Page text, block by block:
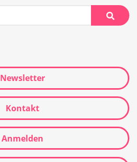
Suche
Newsletter
Kontakt
Anmelden